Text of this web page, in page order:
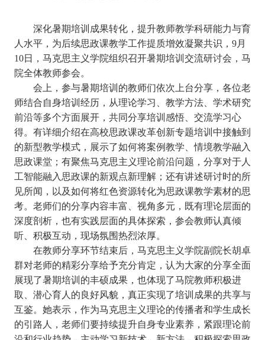
深化暑期培训成果转化，提升教师教学科研能力与育
人水平，为后续思政课教学工作提质增效凝聚共识，9月
10日，马克思主义学院组织召开暑期培训交流研讨会，马
院全体教师参会。
会上，参与暑期培训的教师们依次上台分享，各位老
师结合自身培训经历，从理论学习、教学方法、学术研究
前沿等多个方面展开，共同分享培训感悟、交流学习心
得。有详细介绍在高校思政课改革创新专题培训中接触到
的新型教学模式，展示了如何将案例教学、情境教学融入
思政课堂；有聚焦马克思主义理论前沿问题，分享对于人
工智能融入思政课的新观点新理解；还有讲述研讨时的所
见所闻，以及如何将红色资源转化为思政课教学素材的思
考。老师们的分享内容丰富、视角多元，既有理论层面的
深度剖析，也有实践层面的具体探索，参会教师认真倾
听、积极互动，现场氛围热烈浓厚。
在教师分享环节结束后，马克思主义学院副院长胡卓
群对老师的精彩分享给予充分肯定，认为大家的分享全面
展现了暑期培训的丰硕成果，也体现了马院教师积极进
取、潜心育人的良好风貌，真正实现了培训成果的共享与
互鉴。她表示，作为马克思主义理论的传播者和学生成长
的引路人，老师们要持续提升自身专业素养，紧跟理论前